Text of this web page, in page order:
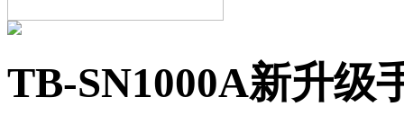
TB-SN1000A新升级